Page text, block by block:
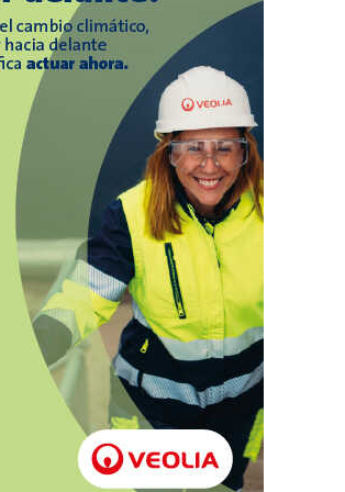
de Play-Off). Si el
no es español,
dos plazas: para el campeón de
el de mayor puntuación
y Clausura. Si coincidiera, el
en Europa sería para el
temporada. Por otro lado, los dos
división serán para los
menos puntos sumen entre
Apertura y Clausura. Copa de
Rey: La otra gran novedad es la
las competiciones coperas. La
y la Copa de Su Majestad El
en un mismo torneo que
en marzo y en el que
total de 96 equipos. El gran
de esta competición será llegar
de ocho equipos, lo que siempre
de España. El cambio será en la
Por un lado serán los seis
del torneo de Apertura